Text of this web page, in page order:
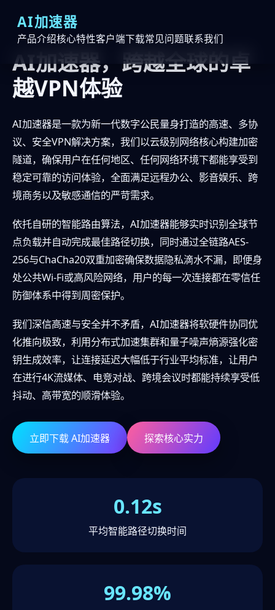
AI加速器
产品介绍核心特性客户端下载常见问题联系我们
AI加速器，跨越全球的卓
越VPN体验
AI加速器是一款为新一代数字公民量身打造的高速、多协
议、安全VPN解决方案，我们以云级别网络核心构建加密
隧道，确保用户在任何地区、任何网络环境下都能享受到
稳定可靠的访问体验，全面满足远程办公、影音娱乐、跨
境商务以及敏感通信的严苛需求。
依托自研的智能路由算法，AI加速器能够实时识别全球节
点负载并自动完成最佳路径切换，同时通过全链路AES-
256与ChaCha20双重加密确保数据隐私滴水不漏，即便身
处公共Wi-Fi或高风险网络，用户的每一次连接都在零信任
防御体系中得到周密保护。
我们深信高速与安全并不矛盾，AI加速器将软硬件协同优
化推向极致，利用分布式加速集群和量子噪声熵源强化密
钥生成效率，让连接延迟大幅低于行业平均标准，让用户
在进行4K流媒体、电竞对战、跨境会议时都能持续享受低
抖动、高带宽的顺滑体验。
立即下载 AI加速器 探索核心实力
0.12s
平均智能路径切换时间
99.98%